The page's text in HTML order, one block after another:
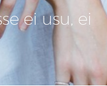
ei usu, ei